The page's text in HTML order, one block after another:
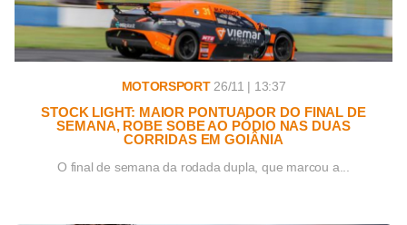
MOTORSPORT 26/11 | 13:37
STOCK LIGHT: MAIOR PONTUADOR DO FINAL DE
SEMANA, ROBE SOBE AO PÓDIO NAS DUAS
CORRIDAS EM GOIÂNIA
O final de semana da rodada dupla, que marcou a...